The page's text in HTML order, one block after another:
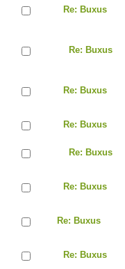
Re: Buxus
Re: Buxus
Re: Buxus
Re: Buxus
Re: Buxus
Re: Buxus
Re: Buxus
Re: Buxus